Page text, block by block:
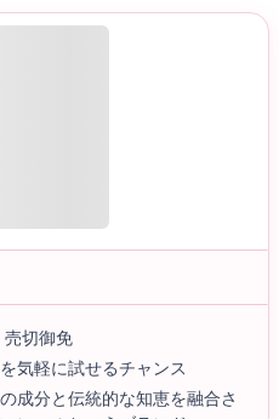
売切御免
気軽に試せるチャンス
成分と伝統的な知恵を融合さ